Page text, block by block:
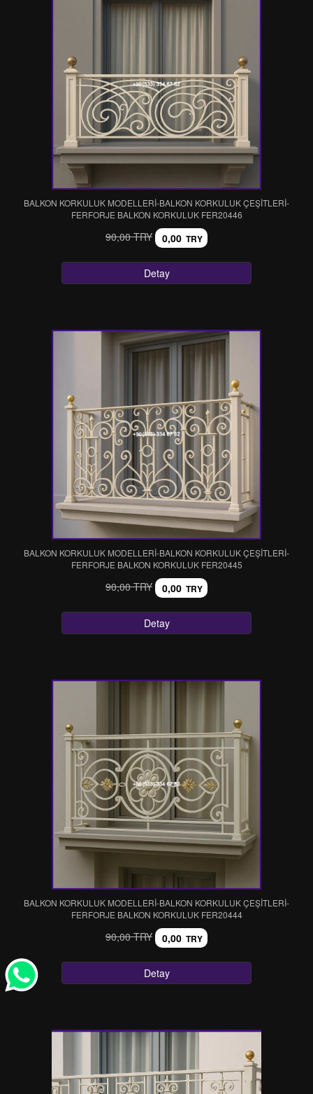
BALKON KORKULUK MODELLERİ-BALKON KORKULUK ÇEŞİTLERİ-
FERFORJE BALKON KORKULUK FER20446
90,00 TRY 0,00 TRY
Detay
BALKON KORKULUK MODELLERİ-BALKON KORKULUK ÇEŞİTLERİ-
FERFORJE BALKON KORKULUK FER20445
90,00 TRY 0,00 TRY
Detay
BALKON KORKULUK MODELLERİ-BALKON KORKULUK ÇEŞİTLERİ-
FERFORJE BALKON KORKULUK FER20444
90,00 TRY 0,00 TRY
Detay